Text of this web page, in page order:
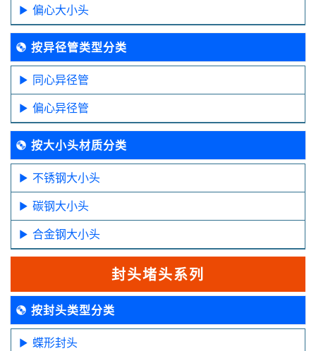
偏心大小头
按异径管类型分类
同心异径管
偏心异径管
按大小头材质分类
不锈钢大小头
碳钢大小头
合金钢大小头
封头堵头系列
按封头类型分类
蝶形封头